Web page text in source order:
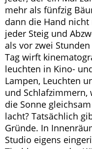
mehr als fünfzig
dann die Hand
jeder Steig und
als vor zwei
Tag wirft
leuchten in Kino-
Lampen, Leuchten
und Schlafzimmern,
die Sonne
lacht? Tatsächlich
Gründe. In
Studio eigens